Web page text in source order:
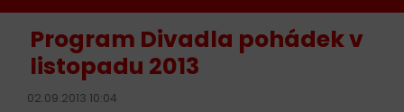
Program Divadla pohádek v
listopadu 2013
02.09.2013 10:04